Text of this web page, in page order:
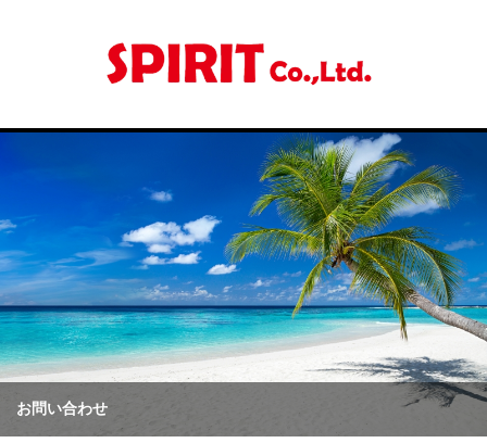
お問い合わせ